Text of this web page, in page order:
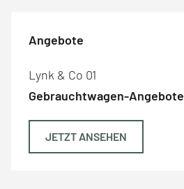
Angebote
Lynk & Co 01
Gebrauchtwagen-Angebote
JETZT ANSEHEN